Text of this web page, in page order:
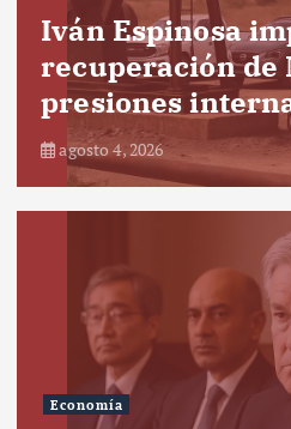
Iván Espinosa
recuperación de
presiones
agosto 4, 2026
Economía